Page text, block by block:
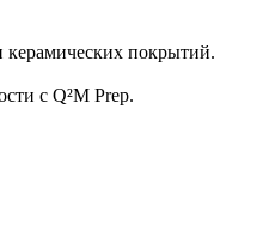
керамических покрытий.
с Q²M Prep.